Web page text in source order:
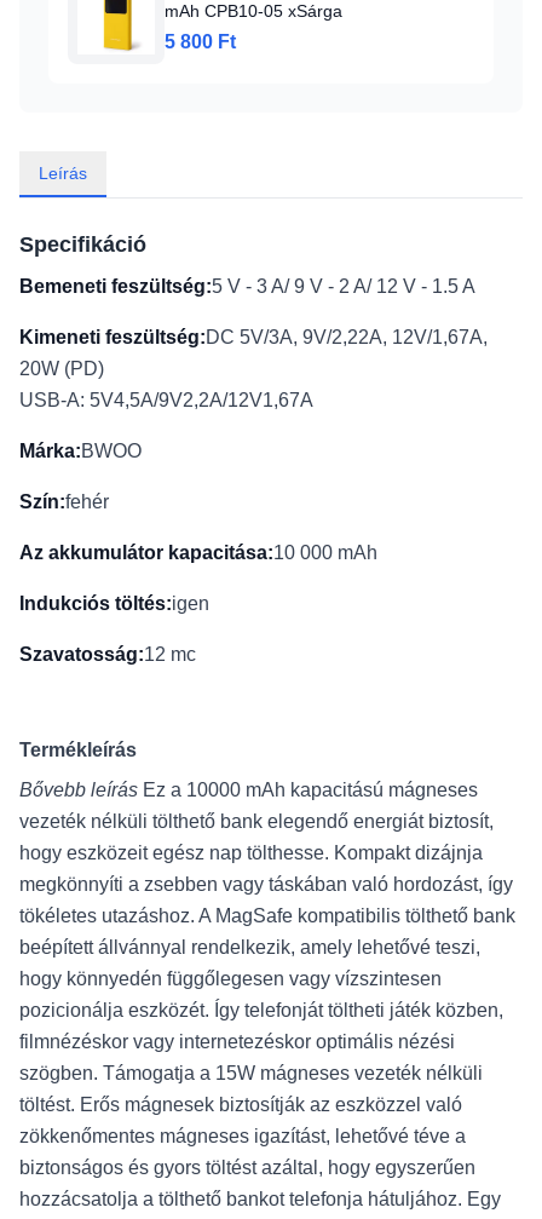
mAh CPB10-05 xSárga
5 800 Ft
Leírás
Specifikáció
Bemeneti feszültség:5 V - 3 A/ 9 V - 2 A/ 12 V - 1.5 A
Kimeneti feszültség:DC 5V/3A, 9V/2,22A, 12V/1,67A,
20W (PD)
USB-A: 5V4,5A/9V2,2A/12V1,67A
Márka:BWOO
Szín:fehér
Az akkumulátor kapacitása:10 000 mAh
Indukciós töltés:igen
Szavatosság:12 mc
Termékleírás
Bővebb leírás Ez a 10000 mAh kapacitású mágneses
vezeték nélküli tölthető bank elegendő energiát biztosít,
hogy eszközeit egész nap tölthesse. Kompakt dizájnja
megkönnyíti a zsebben vagy táskában való hordozást, így
tökéletes utazáshoz. A MagSafe kompatibilis tölthető bank
beépített állvánnyal rendelkezik, amely lehetővé teszi,
hogy könnyedén függőlegesen vagy vízszintesen
pozicionálja eszközét. Így telefonját töltheti játék közben,
filmnézéskor vagy internetezéskor optimális nézési
szögben. Támogatja a 15W mágneses vezeték nélküli
töltést. Erős mágnesek biztosítják az eszközzel való
zökkenőmentes mágneses igazítást, lehetővé téve a
biztonságos és gyors töltést azáltal, hogy egyszerűen
hozzácsatolja a tölthető bankot telefonja hátuljához. Egy